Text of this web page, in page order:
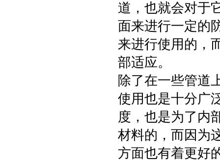
道，也就会对于
面来进行一定的
来进行使用的，
部适应。
除了在一些管道
使用也是十分广
度，也是为了内
材料的，而因为
方面也有着更好